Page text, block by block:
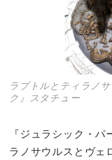
ラプトルとティラノ
ク』スタチュー
『ジュラシック・
ラノサウルスとヴェ